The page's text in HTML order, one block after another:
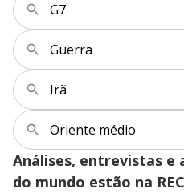
G7
Guerra
Irã
Oriente médio
Análises, entrevistas e
do mundo estão na